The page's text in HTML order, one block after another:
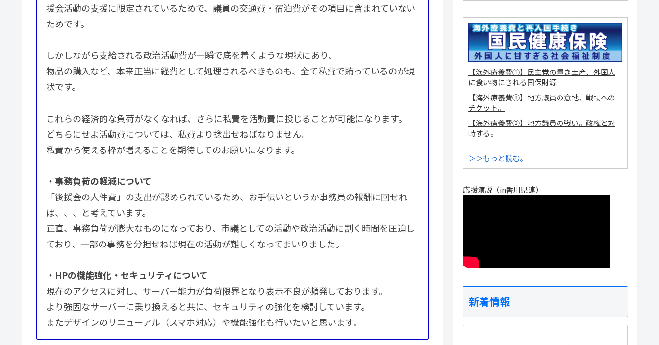
援会活動の支援に限定されているためで、議員の交通費・宿泊費がその項目に含まれていない
ためです。
しかしながら支給される政治活動費が一瞬で底を着くような現状にあり、
物品の購入など、本来正当に経費として処理されるべきものも、全て私費で賄っているのが現
状です。
これらの経済的な負荷がなくなれば、さらに私費を活動費に投じることが可能になります。
どちらにせよ活動費については、私費より捻出せねばなりません。
私費から使える枠が増えることを期待してのお願いになります。
・事務負荷の軽減について
「後援会の人件費」の支出が認められているため、お手伝いというか事務員の報酬に回せれ
ば、、、と考えています。
正直、事務負荷が膨大なものになっており、市議としての活動や政治活動に割く時間を圧迫し
ており、一部の事務を分担せねば現在の活動が難しくなってまいりました。
・HPの機能強化・セキュリティについて
現在のアクセスに対し、サーバー能力が負荷限界となり表示不良が頻発しております。
より強固なサーバーに乗り換えると共に、セキュリティの強化を検討しています。
またデザインのリニューアル（スマホ対応）や機能強化も行いたいと思います。
【海外療養費①】民主党の置き土産、外国人
に食い物にされる国保財源
【海外療養費②】地方議員の意地、戦場への
チケット。
【海外療養費③】地方議員の戦い。政権と対
峙する。
＞＞もっと読む。
応援演説（in香川県連）
新着情報